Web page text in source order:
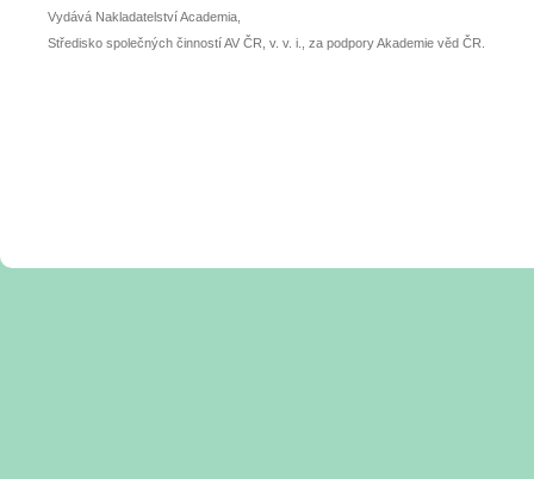
Vydává Nakladatelství Academia,
Středisko společných činností AV ČR, v. v. i., za podpory Akademie věd ČR.